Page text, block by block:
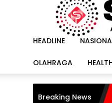
HEADLINE
OLAHRAGA
Breaking News